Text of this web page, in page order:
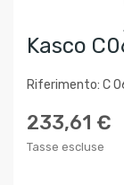
Kasco
Riferimento: C
233,61 €
Tasse escluse